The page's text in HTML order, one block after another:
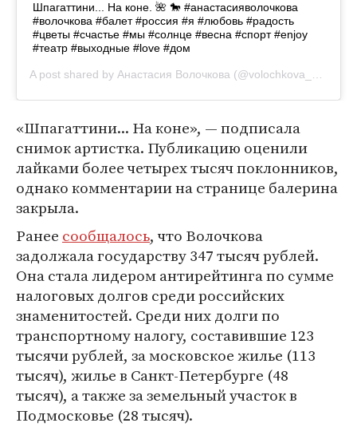
Шпагаттини... На коне. 🌺 🐎 #анастасияволочкова
#волочкова #балет #россия #я #любовь #радость
#цветы #счастье #мы #солнце #весна #спорт #enjoy
#театр #выходные #love #дом
A post shared by Анастасия Волочкова (@volochkova_art) on
«Шпагаттини... На коне», — подписала
снимок артистка. Публикацию оценили
лайками более четырех тысяч поклонников,
однако комментарии на странице балерина
закрыла.
Ранее сообщалось, что Волочкова
задолжала государству 347 тысяч рублей.
Она стала лидером антирейтинга по сумме
налоговых долгов среди российских
знаменитостей. Среди них долги по
транспортному налогу, составившие 123
тысячи рублей, за московское жилье (113
тысяч), жилье в Санкт-Петербурге (48
тысяч), а также за земельный участок в
Подмосковье (28 тысяч).